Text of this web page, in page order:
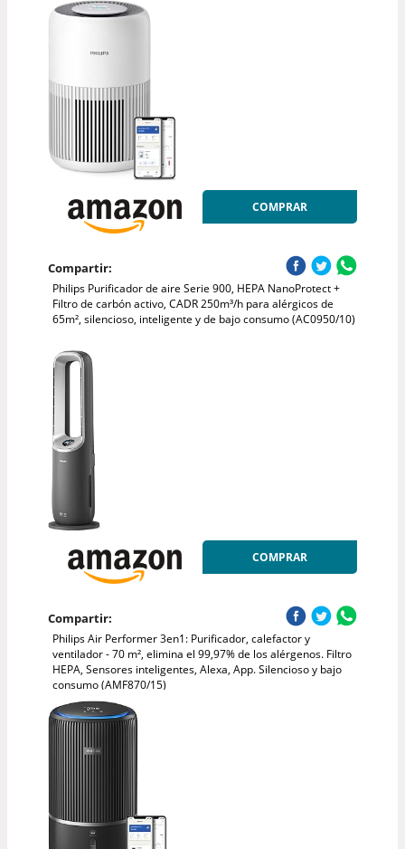
COMPRAR
Compartir:
Philips Purificador de aire Serie 900, HEPA NanoProtect +
Filtro de carbón activo, CADR 250m³/h para alérgicos de
65m², silencioso, inteligente y de bajo consumo (AC0950/10)
COMPRAR
Compartir:
Philips Air Performer 3en1: Purificador, calefactor y
ventilador - 70 m², elimina el 99,97% de los alérgenos. Filtro
HEPA, Sensores inteligentes, Alexa, App. Silencioso y bajo
consumo (AMF870/15)